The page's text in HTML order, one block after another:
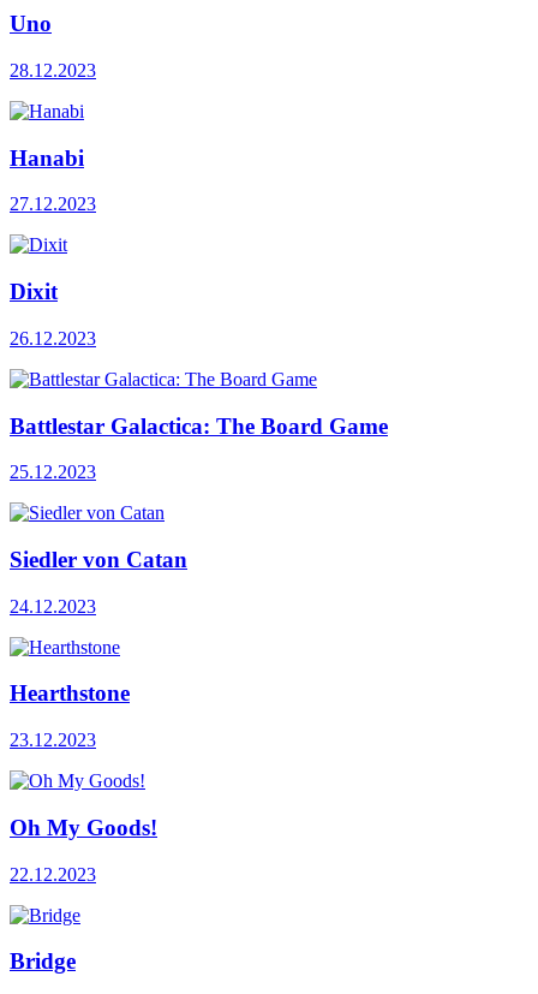
Uno
28.12.2023
Hanabi
27.12.2023
Dixit
26.12.2023
Battlestar Galactica: The Board Game
25.12.2023
Siedler von Catan
24.12.2023
Hearthstone
23.12.2023
Oh My Goods!
22.12.2023
Bridge